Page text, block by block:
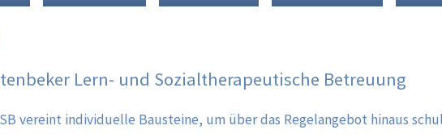
Lern- und Sozialtherapeutische Betreuung
vereint individuelle Bausteine, um über das Regelangebot hinaus